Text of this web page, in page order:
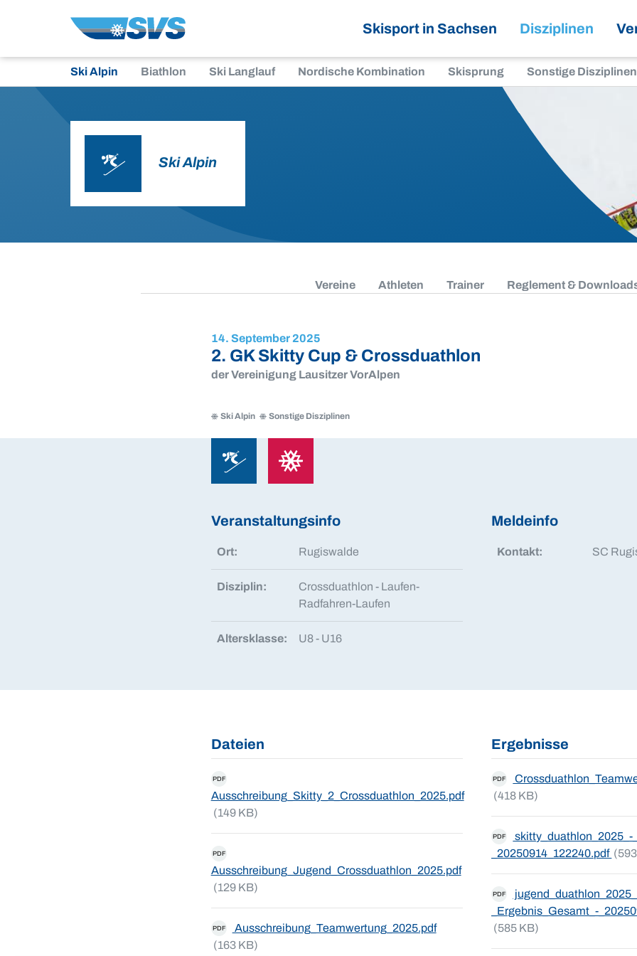
Skisport in Sachsen Disziplinen
Ski Alpin Biathlon Ski Langlauf Nordische Kombination Skisprung Sonstige Disziplinen
Ski Alpin
Vereine Athleten Trainer Reglement &
14. September 2025
2. GK Skitty Cup & Crossduathlon
der Vereinigung Lausitzer VorAlpen
Ski Alpin Sonstige Disziplinen
Alpin
Disziplinen
Veranstaltungsinfo
Ort: Rugiswalde
Disziplin:
Crossduathlon - Laufen-
Radfahren-Laufen
Altersklasse: U8 - U16
Meldeinfo
Kontakt: SC
Dateien
PDF
Ausschreibung_Skitty_2_Crossduathlon_2025.pdf
(149 KB)
PDF
Ausschreibung_Jugend_Crossduathlon_2025.pdf
(129 KB)
PDF
Ausschreibung_Teamwertung_2025.pdf
(163 KB)
Ergebnisse
PDF
(418 KB)
PDF
skitty_duathlon_2025_-
_20250914_122240.pdf
PDF
_Ergebnis_Gesamt_-
(585 KB)